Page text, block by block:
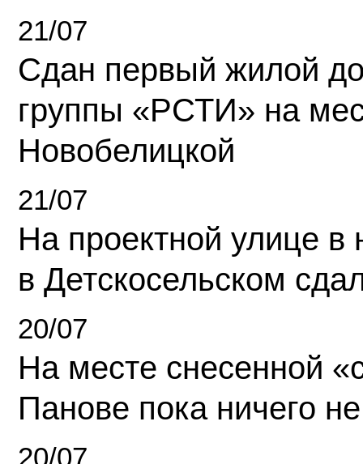
21/07
Сдан первый жилой
группы «РСТИ» на
Новобелицкой
21/07
На проектной улице
в Детскосельском
20/07
На месте снесенной
Панове пока ничего
20/07